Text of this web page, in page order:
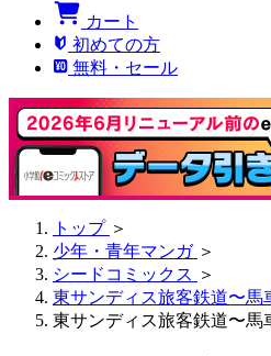
カート
初めての方
無料・セール
トップ ＞
少年・青年マンガ ＞
シードコミックス ＞
東サンディス旅客鉄道〜馬
東サンディス旅客鉄道〜馬